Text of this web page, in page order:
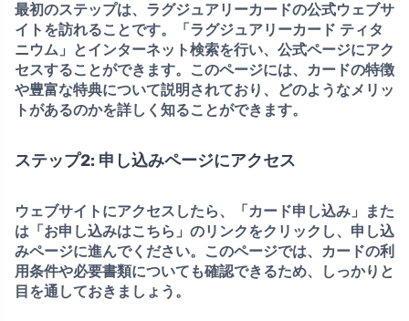
最初のステップは、ラグジュアリーカードの公式ウェブサ
イトを訪れることです。
「ラグジュアリーカード ティタ
ニウム」とインターネット検索を行い、公式ページにアク
セスすることができます。このページには、カードの特徴
や豊富な特典について説明されており、どのようなメリッ
トがあるのかを詳しく知ることができます。
ステップ2: 申し込みページにアクセス
ウェブサイトにアクセスしたら、
「カード申し込み」また
は「お申し込みはこちら」のリンクをクリック し、申し込
みページに進んでください。このページでは、カードの利
用条件や必要書類についても確認できるため、しっかりと
目を通しておきましょう。